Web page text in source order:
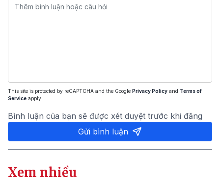
This site is protected by reCAPTCHA and the Google Privacy Policy and Terms of
Service apply.
Bình luận của bạn sẽ được xét duyệt trước khi đăng
Gửi bình luận
Xem nhiều